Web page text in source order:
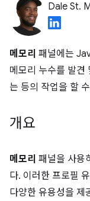
Dale St.
메모리 패널에는
메모리 누수를 발견
는 등의 작업을 할
개요
메모리 패널을 사용
다. 이러한 프로필
다양한 유용성을 제